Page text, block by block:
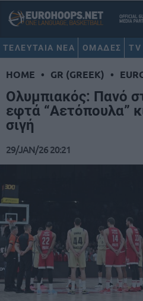
ΤΕΛΕΥΤΑΙΑ ΝΕΑ ΟΜΑΔΕΣ TV
HOME • GR (GREEK) •
Ολυμπιακός: Πανό
εφτά “Αετόπουλα”
σιγή
29/JAN/26 20:21